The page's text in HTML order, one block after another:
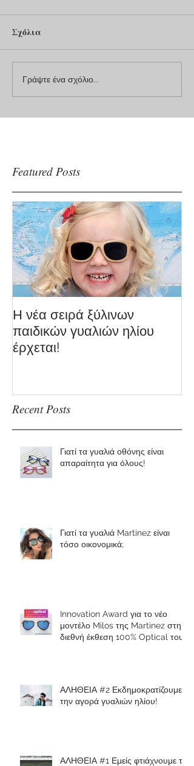
Σχόλια
Γράψτε ένα σχόλιο...
Featured Posts
Η νέα σειρά ξύλινων
παιδικών γυαλιών ηλίου
έρχεται!
Recent Posts
Γιατί τα γυαλιά οθόνης είναι
απαραίτητα για όλους!
Γιατί τα γυαλιά Martinez είναι
τόσο οικονομικά;
Innovation Award για το νέο
μοντέλο Milos της Martinez στη
διεθνή έκθεση 100% Optical του
ΑΛΗΘΕΙΑ #2 Εκδημοκρατίζουμε
την αγορά γυαλιών ηλίου!
ΑΛΗΘΕΙΑ #1 Εμείς φτιάχνουμε τα